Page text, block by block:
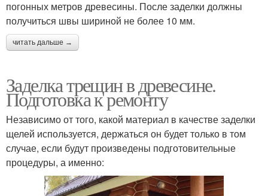
погонных метров древесины. После заделки должны
получиться швы шириной не более 10 мм.
читать дальше →
Заделка трещин в древесине.
Подготовка к ремонту
Независимо от того, какой материал в качестве заделки
щелей используется, держаться он будет только в том
случае, если будут произведены подготовительные
процедуры, а именно: